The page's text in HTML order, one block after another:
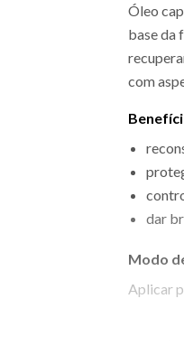
Óleo
base da
com
dar
Modo
Aplicar